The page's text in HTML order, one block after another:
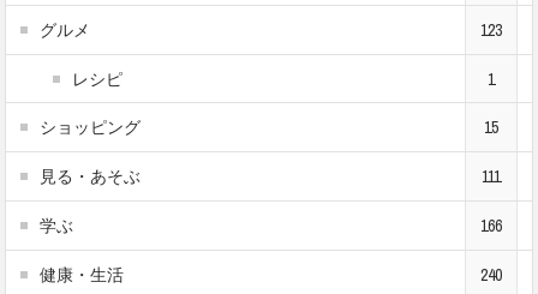
グルメ 123
レシピ 1
ショッピング 15
見る・あそぶ 111
学ぶ 166
健康・生活 240